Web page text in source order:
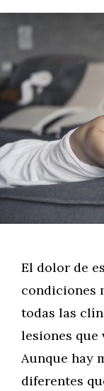
El dolor de
condiciones
todas las
lesiones que
Aunque hay
diferentes